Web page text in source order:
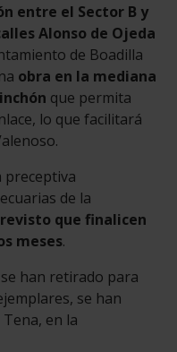
entre el Sector B y
Alonso de Ojeda
de Boadilla
obra en la mediana
que permita
lo que facilitará
preceptiva
de la
que finalicen
meses.
han retirado para
se han
en la